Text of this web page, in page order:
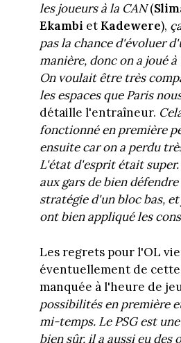
les joueurs à la CAN(
Ekambi et Kadewere),
pas la chance d'évoluer
manière, donc on a joué
On voulait être très
les espaces que Paris
détaille l'entraîneur.
fonctionné en première
ensuite car on a perdu
L'état d'esprit était super.
aux gars de bien
stratégie d'un bloc bas,
ont bien appliqué les
Les regrets pour l'OL
éventuellement de cette
manquée à l'heure de
possibilités en première
mi-temps. Le PSG est
bien sûr, il a aussi eu des